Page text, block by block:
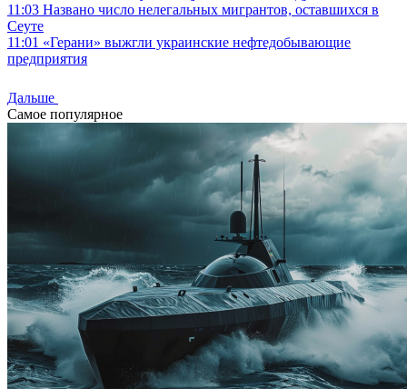
11:03 Названо число нелегальных мигрантов, оставшихся в
Сеуте
11:01 «Герани» выжгли украинские нефтедобывающие
предприятия
Дальше
Самое популярное